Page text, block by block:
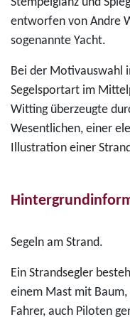
entworfen von Andre
sogenannte Yacht.
Bei der Motivauswahl
Segelsportart im
Witting überzeugte
Wesentlichen, einer
Illustration einer
Segeln am Strand.
Ein Strandsegler
einem Mast mit Baum,
Fahrer, auch Piloten